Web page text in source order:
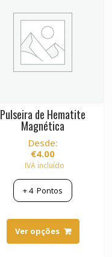
Pulseira de Hematite
Magnética
Desde:
€4.00
IVA incluído
+4Pontos
Ver opções
This
has